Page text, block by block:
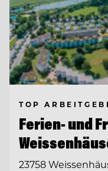
TOP
Ferien- und
23758